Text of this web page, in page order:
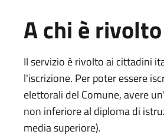
A chi è rivolto
Il servizio è rivolto ai cittadini
l'iscrizione. Per poter essere
elettorali del Comune, avere
non inferiore al diploma di
media superiore).